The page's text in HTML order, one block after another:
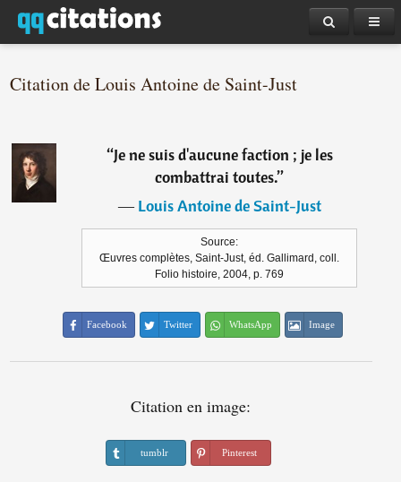
Citation de Louis Antoine de Saint-Just
“Je ne suis d'aucune faction ; je les
combattrai toutes.”
―Louis Antoine de Saint-Just
Source:
Œuvres complètes, Saint-Just, éd. Gallimard, coll.
Folio histoire, 2004, p. 769
Facebook Twitter WhatsApp Image
Citation en image:
tumblr Pinterest